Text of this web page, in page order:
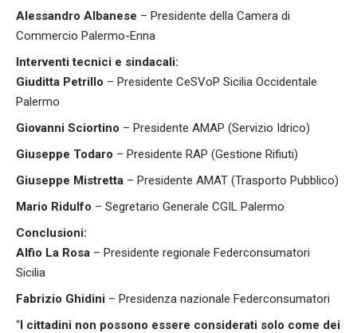
Alessandro Albanese – Presidente della Camera di
Commercio Palermo-Enna
Interventi tecnici e sindacali:
Giuditta Petrillo – Presidente CeSVoP Sicilia Occidentale
Palermo
Giovanni Sciortino – Presidente AMAP (Servizio Idrico)
Giuseppe Todaro – Presidente RAP (Gestione Rifiuti)
Giuseppe Mistretta – Presidente AMAT (Trasporto Pubblico)
Mario Ridulfo – Segretario Generale CGIL Palermo
Conclusioni:
Alfio La Rosa – Presidente regionale Federconsumatori
Sicilia
Fabrizio Ghidini – Presidenza nazionale Federconsumatori
“I cittadini non possono essere considerati solo come dei